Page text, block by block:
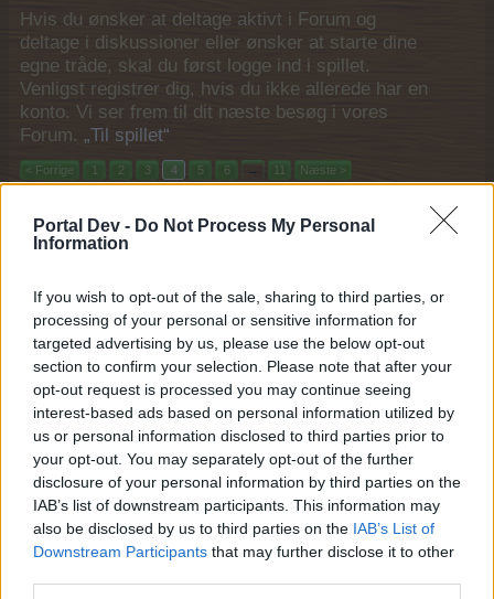
Portal Dev - Do Not Process My Personal
Information
If you wish to opt-out of the sale, sharing to third parties, or
processing of your personal or sensitive information for
targeted advertising by us, please use the below opt-out
section to confirm your selection. Please note that after your
opt-out request is processed you may continue seeing
interest-based ads based on personal information utilized by
us or personal information disclosed to third parties prior to
your opt-out. You may separately opt-out of the further
disclosure of your personal information by third parties on the
IAB’s list of downstream participants. This information may
also be disclosed by us to third parties on the IAB’s List of
Downstream Participants that may further disclose it to other
Hvis du ønsker at deltage aktivt i Forum og
deltage i diskussioner eller ønsker at starte dine
egne tråde, skal du først logge ind i spillet.
Venligst registrer dig, hvis du ikke allerede har en
konto. Vi ser frem til dit næste besøg i vores
Forum. „Til spillet“
< Forrige 1 2 3 4 5 6 → 11 Næste >
Titel Sidste besked ↓
Gårdarbejde for begyndere Aug 2025 spørge /
Svar:
1 13 August 2025
Den saltede snapper spørge / debattråd
MOD-Ara
Svar:
0 13 August 2025
Fabelagtig fitnessfarm spørge/debattråd
MOD-Ara
5
Fortællinger fra Tiki-baren spørge/debattråd
Svar:
3 12 Juli 2025
Karnevalsdronning Juli 2025 spørge/debattråd
MOD-Ara
Svar:
3 5 Juli 2025